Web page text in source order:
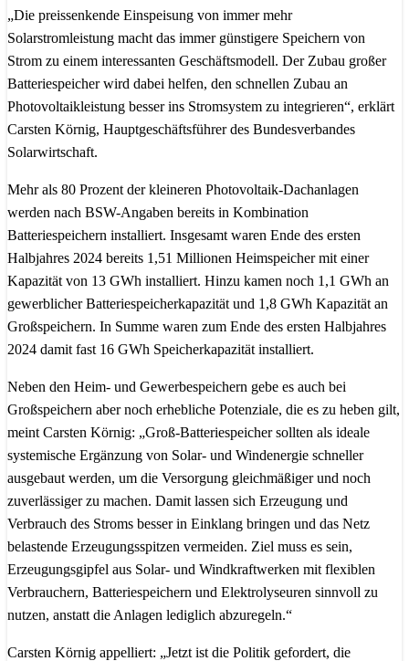
„Die preissenkende Einspeisung von immer mehr
Solarstromleistung macht das immer günstigere Speichern von
Strom zu einem interessanten Geschäftsmodell. Der Zubau großer
Batteriespeicher wird dabei helfen, den schnellen Zubau an
Photovoltaikleistung besser ins Stromsystem zu integrieren“, erklärt
Carsten Körnig, Hauptgeschäftsführer des Bundesverbandes
Solarwirtschaft.
Mehr als 80 Prozent der kleineren Photovoltaik-Dachanlagen
werden nach BSW-Angaben bereits in Kombination
Batteriespeichern installiert. Insgesamt waren Ende des ersten
Halbjahres 2024 bereits 1,51 Millionen Heimspeicher mit einer
Kapazität von 13 GWh installiert. Hinzu kamen noch 1,1 GWh an
gewerblicher Batteriespeicherkapazität und 1,8 GWh Kapazität an
Großspeichern. In Summe waren zum Ende des ersten Halbjahres
2024 damit fast 16 GWh Speicherkapazität installiert.
Neben den Heim- und Gewerbespeichern gebe es auch bei
Großspeichern aber noch erhebliche Potenziale, die es zu heben gilt,
meint Carsten Körnig: „Groß-Batteriespeicher sollten als ideale
systemische Ergänzung von Solar- und Windenergie schneller
ausgebaut werden, um die Versorgung gleichmäßiger und noch
zuverlässiger zu machen. Damit lassen sich Erzeugung und
Verbrauch des Stroms besser in Einklang bringen und das Netz
belastende Erzeugungsspitzen vermeiden. Ziel muss es sein,
Erzeugungsgipfel aus Solar- und Windkraftwerken mit flexiblen
Verbrauchern, Batteriespeichern und Elektrolyseuren sinnvoll zu
nutzen, anstatt die Anlagen lediglich abzuregeln.“
Carsten Körnig appelliert: „Jetzt ist die Politik gefordert, die